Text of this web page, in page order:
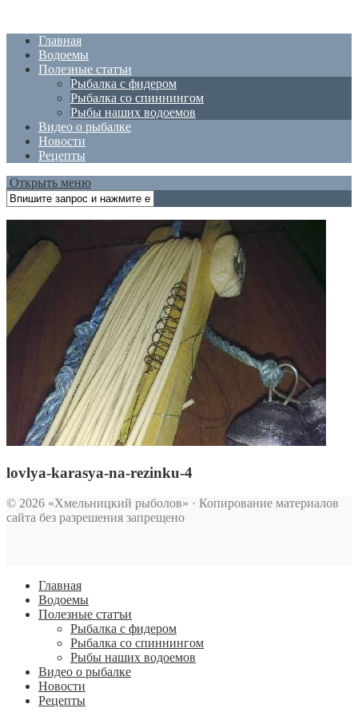
Главная
Водоемы
Полезные статъи
Рыбалка с фидером
Рыбалка со спиннингом
Рыбы наших водоемов
Видео о рыбалке
Новости
Рецепты
Открыть меню
lovlya-karasya-na-rezinku-4
© 2026 «Хмельницкий рыболов» · Копирование материалов
сайта без разрешения запрещено
Главная
Водоемы
Полезные статъи
Рыбалка с фидером
Рыбалка со спиннингом
Рыбы наших водоемов
Видео о рыбалке
Новости
Рецепты